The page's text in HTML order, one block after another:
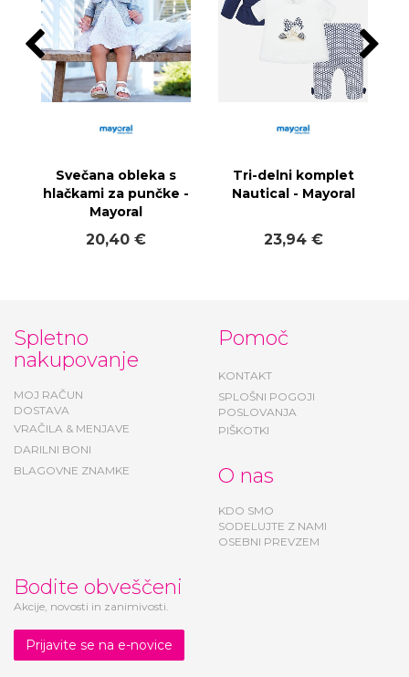
Svečana obleka s
hlačkami za punčke -
Mayoral
20,40 €
Tri-delni komplet
Nautical - Mayoral
23,94 €
Spletno
nakupovanje
MOJ RAČUN
DOSTAVA
VRAČILA & MENJAVE
DARILNI BONI
BLAGOVNE ZNAMKE
Pomoč
KONTAKT
SPLOŠNI POGOJI
POSLOVANJA
PIŠKOTKI
O nas
KDO SMO
SODELUJTE Z NAMI
OSEBNI PREVZEM
Bodite obveščeni
Akcije, novosti in zanimivosti.
Prijavite se na e-novice